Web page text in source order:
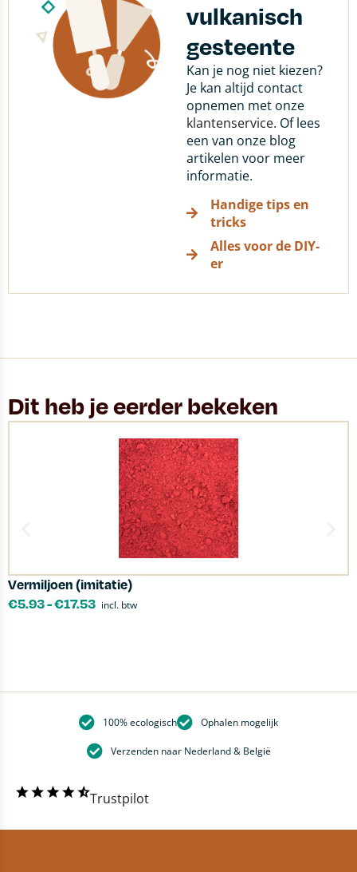
vulkanisch
gesteente
Kan je nog niet kiezen?
Je kan altijd contact
opnemen met onze
klantenservice. Of lees
een van onze blog
artikelen voor meer
informatie.
Handige tips en
tricks
Alles voor de DIY-
er
Dit heb je eerder bekeken
Vermiljoen (imitatie)
€5.93-€17.53 incl. btw
100% ecologisch Ophalen mogelijk
Verzenden naar Nederland & België
Trustpilot